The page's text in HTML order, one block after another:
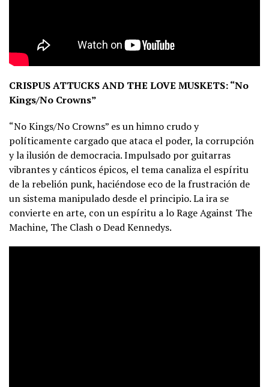
CRISPUS ATTUCKS AND THE LOVE MUSKETS:“No
Kings/No Crowns”
“No Kings/No Crowns” es un himno crudo y
políticamente cargado que ataca el poder, la corrupción
y la ilusión de democracia. Impulsado por guitarras
vibrantes y cánticos épicos, el tema canaliza el espíritu
de la rebelión punk, haciéndose eco de la frustración de
un sistema manipulado desde el principio. La ira se
convierte en arte, con un espíritu a lo Rage Against The
Machine, The Clash o Dead Kennedys.